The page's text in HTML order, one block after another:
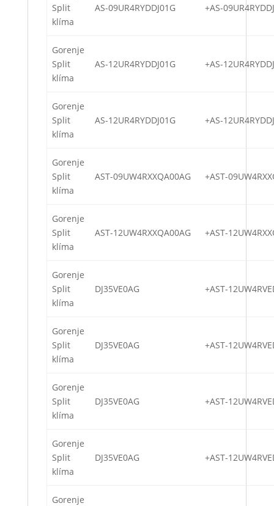
Split
klíma
AS-09UR4RYDDJ01G +AS-
Gorenje
Split
klíma
AS-12UR4RYDDJ01G +AS-
Gorenje
Split
klíma
AS-12UR4RYDDJ01G +AS-
Gorenje
Split
klíma
AST-09UW4RXXQA00AG +AST-
Gorenje
Split
klíma
AST-12UW4RXXQA00AG +AST-
Gorenje
Split
klíma
DJ35VE0AG +AST-
Gorenje
Split
klíma
DJ35VE0AG +AST-
Gorenje
Split
klíma
DJ35VE0AG +AST-
Gorenje
Split
klíma
DJ35VE0AG +AST-
Gorenje